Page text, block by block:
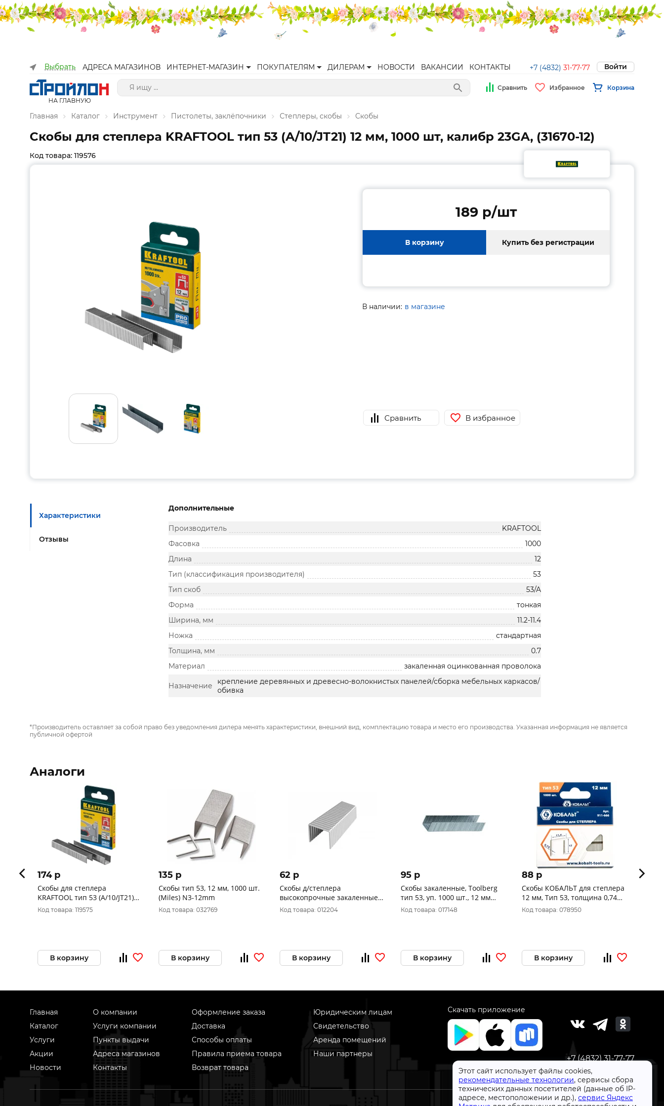
Выбрать АДРЕСА МАГАЗИНОВ ИНТЕРНЕТ-МАГАЗИН ПОКУПАТЕЛЯМ ДИЛЕРАМ НОВОСТИ ВАКАНСИИ КОНТАКТЫ +7 (4832) 31-77-77 Войти
НА ГЛАВНУЮ
Сравнить Избранное Корзина
Главная Каталог Инструмент Пистолеты, заклёпочники Степлеры, скобы Скобы
Этот сайт использует файлы cookies,
рекомендательные технологии, сервисы сбора
технических данных посетителей (данные об IP-
адресе, местоположении и др.), сервис Яндекс
Cкобы для степлера KRAFTOOL тип 53 (A/10/JT21) 12 мм, 1000 шт, калибр 23GA, (31670-12)
Код товара: 119576
189 p/шт
В корзину Купить без регистрации
В наличии: в магазине
Сравнить В избранное
Характеристики
Отзывы
Дополнительные
Производитель
KRAFTOOL
Фасовка
1000
Длина
12
Тип (классификация производителя)
53
Тип скоб
53/A
Форма
тонкая
Ширина, мм
11.2-11.4
Ножка
стандартная
Толщина, мм
0.7
Материал
закаленная оцинкованная проволока
Назначение
крепление деревянных и древесно-волокнистых панелей/сборка мебельных каркасов/
обивка
*Производитель оставляет за собой право без уведомления дилера менять характеристики, внешний вид, комплектацию товара и место его производства. Указанная информация не является
публичной офертой
Аналоги
174 p
Cкобы для степлера
KRAFTOOL тип 53 (A/10/JT21)
10 мм, 1000 шт, калибр 23GA,
(31670-10)
Код товара: 119575
В корзину
135 p
Скобы тип 53, 12 мм, 1000 шт.
(Miles) N3-12mm
Код товара: 032769
В корзину
62 p
Скобы д/степлера
высокопрочные закаленные
тип 53 (1000 шт.) 1565-12 ЦИ
Код товара: 012204
В корзину
95 p
Скобы закаленные, Toolberg
тип 53, уп. 1000 шт., 12 мм
3401004
Код товара: 017148
В корзину
88 p
Скобы КОБАЛЬТ для степлера
12 мм, Тип 53, толщина 0,74
мм, ширина 11,4 мм, (1000 шт)
911-666
Код товара: 078950
В корзину
89 p
Главная
Каталог
Услуги
Акции
Новости
О компании
Услуги компании
Пункты выдачи
Адреса магазинов
Контакты
Оформление заказа
Доставка
Способы оплаты
Правила приема товара
Возврат товара
Юридическим лицам
Свидетельство
Аренда помещений
Наши партнеры
Скачать приложение
+7 (4832) 31-77-77